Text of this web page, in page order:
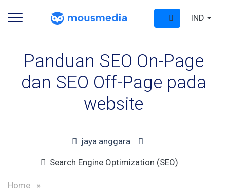
IND
Panduan SEO On-Page
dan SEO Off-Page pada
website
jaya anggara
Search Engine Optimization (SEO)
Home
»